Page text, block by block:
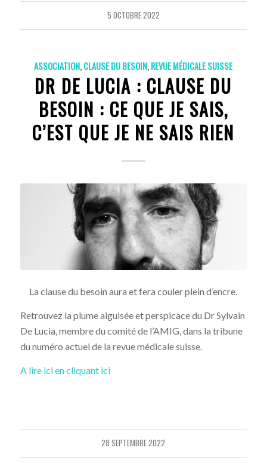
5 OCTOBRE 2022
ASSOCIATION,CLAUSE DU BESOIN,REVUE MÉDICALE SUISSE
DR DE LUCIA : CLAUSE DU
BESOIN : CE QUE JE SAIS,
C’EST QUE JE NE SAIS RIEN
La clause du besoin aura et fera couler plein d’encre.
Retrouvez la plume aiguisée et perspicace du Dr Sylvain
De Lucia, membre du comité de l’AMIG, dans la tribune
du numéro actuel de la revue médicale suisse.
A lire ici en cliquant ici
28 SEPTEMBRE 2022